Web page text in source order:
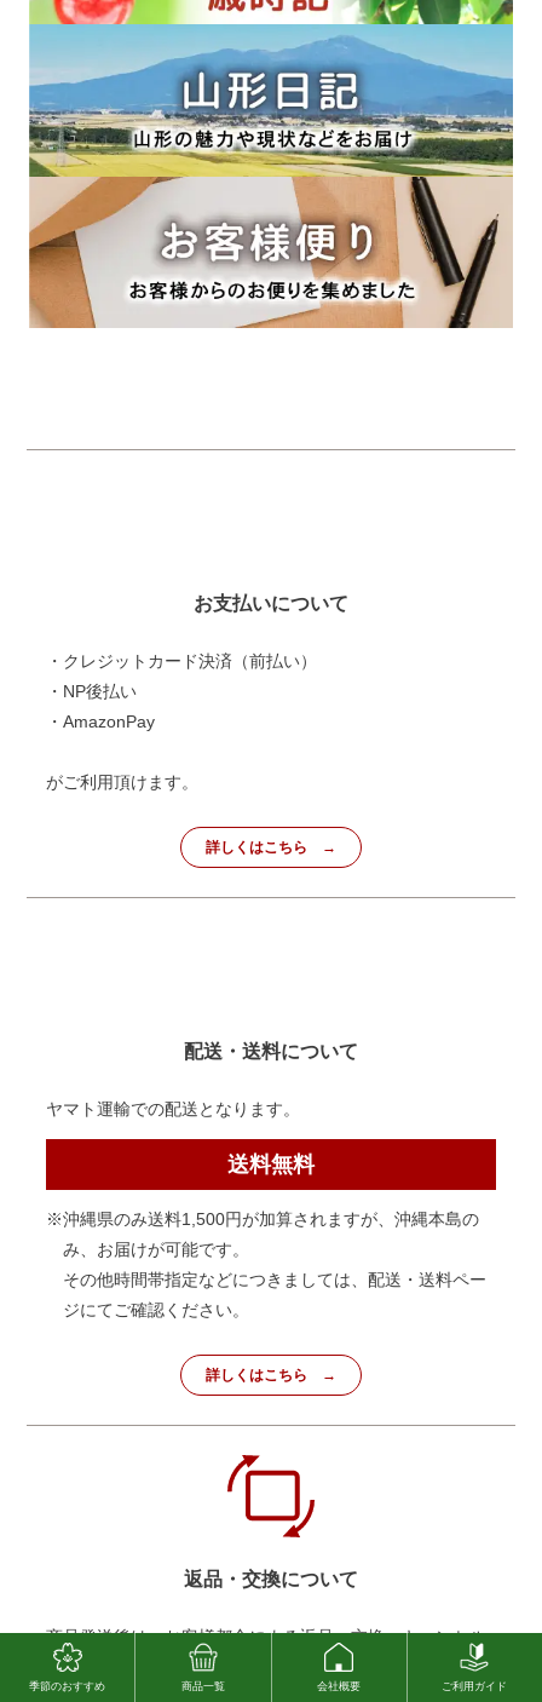
季節のおすすめ 商品一覧 会社概要 ご利用ガイド
お支払いについて
・クレジットカード決済（前払い）
・NP後払い
・AmazonPay
がご利用頂けます。
詳しくはこちら
配送・送料について
ヤマト運輸での配送となります。
送料無料
※沖縄県のみ送料1,500円が加算されますが、沖縄本島の
み、お届けが可能です。
その他時間帯指定などにつきましては、配送・送料ペー
ジにてご確認ください。
詳しくはこちら
返品・交換について
商品発送後は、お客様都合による返品。交換・キャンセル
は原則的にお受けできません。
但し、当店の手違い、商品の不良による返品は当店送料負